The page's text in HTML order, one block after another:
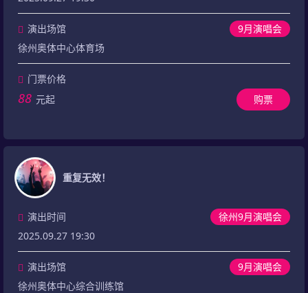
9月演唱会
演出场馆
徐州奥体中心体育场
门票价格
88 元起 购票
重复无效！
徐州9月演唱会
演出时间
2025.09.27 19:30
9月演唱会
演出场馆
徐州奥体中心综合训练馆